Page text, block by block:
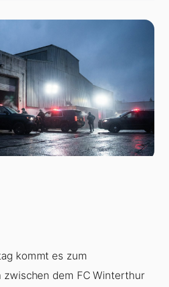
kommt es zum
dem FC Winterthur